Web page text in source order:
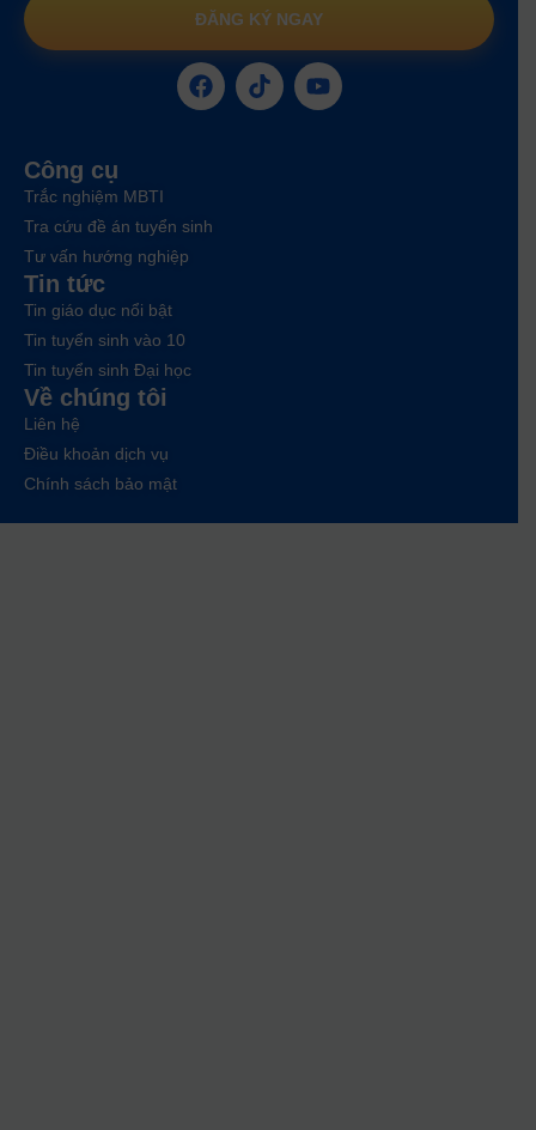
ĐĂNG KÝ NGAY
Công cụ
Trắc nghiệm MBTI
Tra cứu đề án tuyển sinh
Tư vấn hướng nghiệp
Tin tức
Tin giáo dục nổi bật
Tin tuyển sinh vào 10
Tin tuyển sinh Đại học
Về chúng tôi
Liên hệ
Điều khoản dịch vụ
Chính sách bảo mật